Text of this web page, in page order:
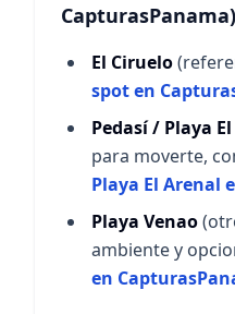
CapturasPanama)
El Ciruelo
spot en
Pedasí / Playa
para moverte,
Playa El Arenal
Playa Venao
ambiente y
en